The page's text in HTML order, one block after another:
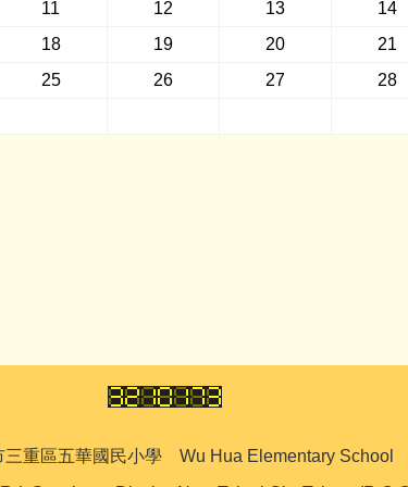
11 12 13 14
18 19 20 21
25 26 27 28
三重區五華國民小學 Wu Hua Elementary School